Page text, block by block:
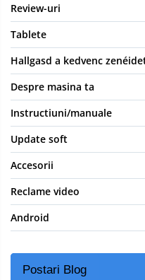
Review-uri
Tablete
Hallgasd a kedvenc
Despre masina ta
Instructiuni/manuale
Update soft
Accesorii
Reclame video
Android
Postari Blog